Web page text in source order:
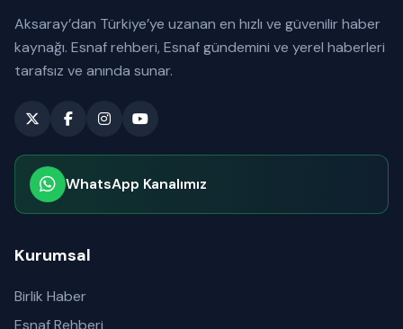
Aksaray’dan Türkiye’ye uzanan en hızlı ve güvenilir haber
kaynağı. Esnaf rehberi, Esnaf gündemini ve yerel haberleri
tarafsız ve anında sunar.
WhatsApp Kanalımız
Kurumsal
Birlik Haber
Esnaf Rehberi